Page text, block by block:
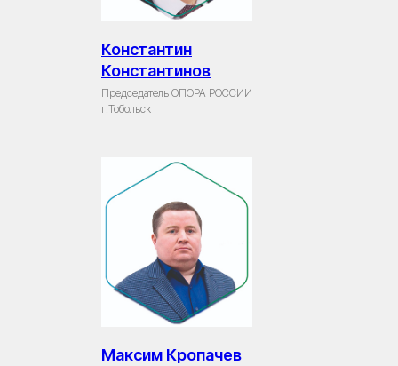
Константин
Константинов
Председатель ОПОРА РОССИИ
г.Тобольск
Максим Кропачев